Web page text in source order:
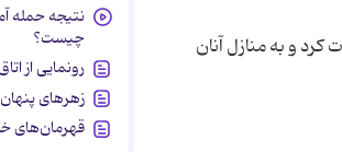
و به منازل آنان
نتیجه حمله
چیست؟
رونمایی از
زهرهای
قهرمان‌های